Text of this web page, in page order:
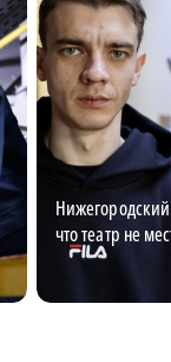
что театр не